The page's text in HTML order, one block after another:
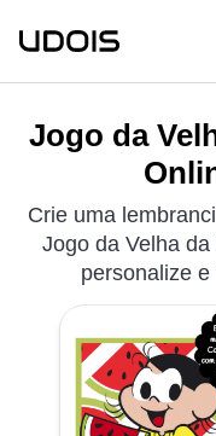
Jogo da
Crie uma
Jogo da Velha
personalize